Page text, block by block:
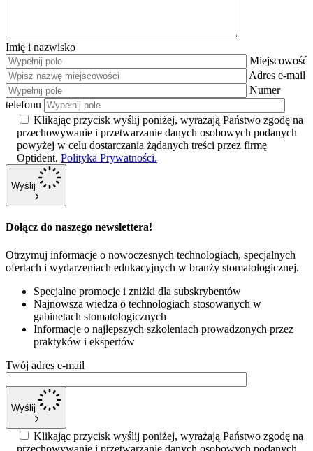
Imię i nazwisko
Miejscowość
Adres e-mail
Numer
telefonu
Klikając przycisk wyślij poniżej, wyrażają Państwo zgodę na
przechowywanie i przetwarzanie danych osobowych podanych
powyżej w celu dostarczania żądanych treści przez firmę
Optident. Polityka Prywatności.
Wyślij
Dołącz do naszego newslettera!
Otrzymuj informacje o nowoczesnych technologiach, specjalnych
ofertach i wydarzeniach edukacyjnych w branży stomatologicznej.
Specjalne promocje i zniżki dla subskrybentów
Najnowsza wiedza o technologiach stosowanych w
gabinetach stomatologicznych
Informacje o najlepszych szkoleniach prowadzonych przez
praktyków i ekspertów
Twój adres e-mail
Wyślij
Klikając przycisk wyślij poniżej, wyrażają Państwo zgodę na
przechowywanie i przetwarzanie danych osobowych podanych